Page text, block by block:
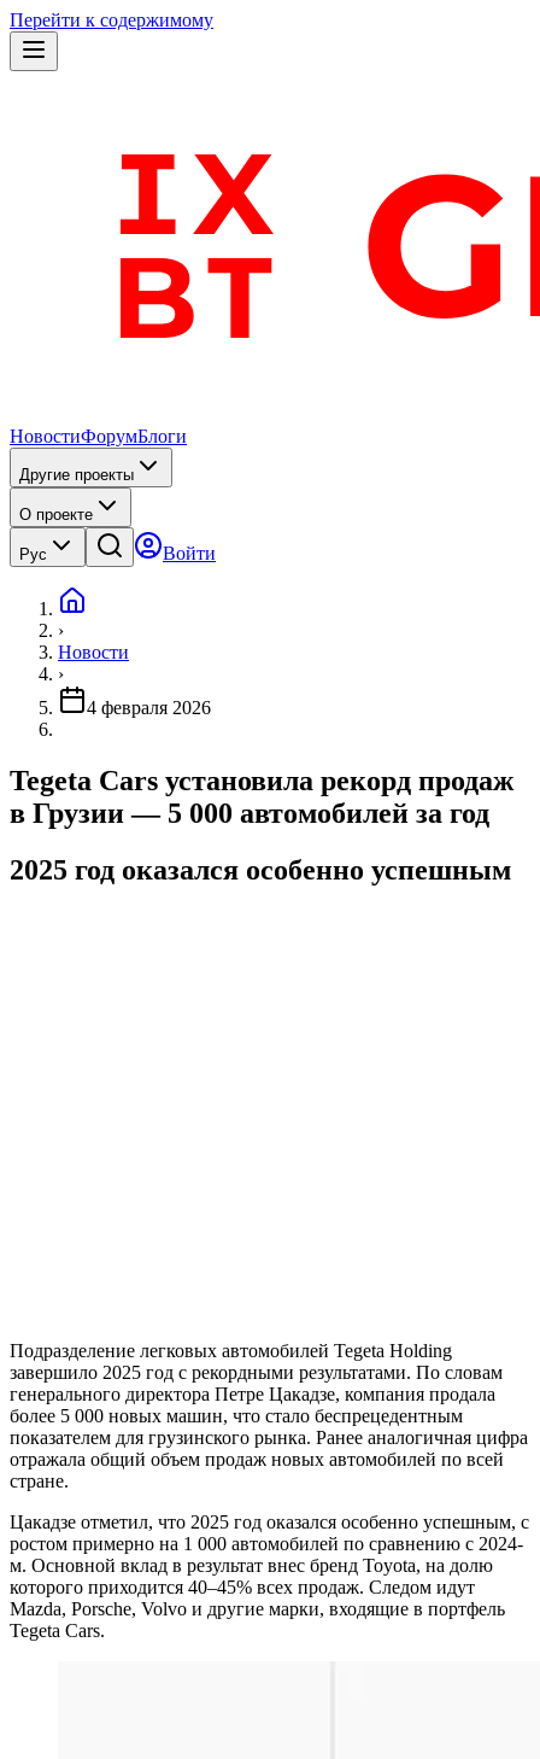
Перейти к содержимому
НовостиФорумБлоги
Другие проекты
О проекте
Рус Войти
›
Новости
›
4 февраля 2026
Tegeta Cars установила рекорд продаж
в Грузии — 5 000 автомобилей за год
2025 год оказался особенно успешным
Подразделение легковых автомобилей Tegeta Holding
завершило 2025 год с рекордными результатами. По словам
генерального директора Петре Цакадзе, компания продала
более 5 000 новых машин, что стало беспрецедентным
показателем для грузинского рынка. Ранее аналогичная цифра
отражала общий объем продаж новых автомобилей по всей
стране.
Цакадзе отметил, что 2025 год оказался особенно успешным, с
ростом примерно на 1 000 автомобилей по сравнению с 2024-
м. Основной вклад в результат внес бренд Toyota, на долю
которого приходится 40–45% всех продаж. Следом идут
Mazda, Porsche, Volvo и другие марки, входящие в портфель
Tegeta Cars.